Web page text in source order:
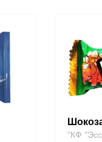
"КФ